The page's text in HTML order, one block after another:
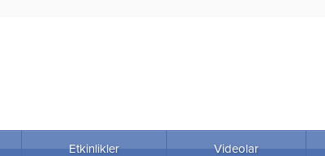
Etkinlikler Videolar